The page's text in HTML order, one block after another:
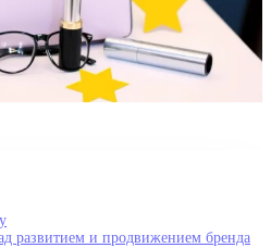
развитием и продвижением бренда